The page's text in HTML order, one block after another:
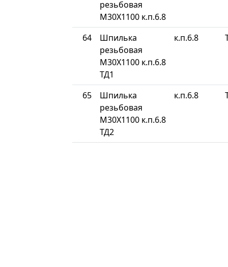
резьбовая
М30Х1100 к.п.6.8
64
Шпилька
резьбовая
М30Х1100 к.п.6.8
ТД1
к.п.6.8
65
Шпилька
резьбовая
М30Х1100 к.п.6.8
ТД2
к.п.6.8